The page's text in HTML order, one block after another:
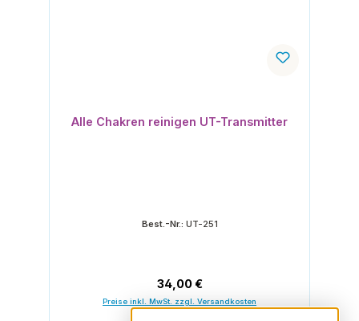
Alle Chakren reinigen UT-Transmitter
Best.-Nr.: UT-251
Regulärer Preis:
34,00 €
Preise inkl. MwSt. zzgl. Versandkosten